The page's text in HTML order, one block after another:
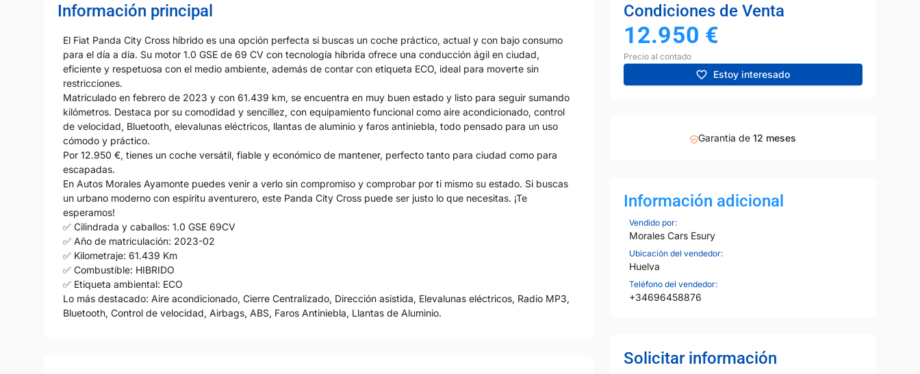
Información principal
El Fiat Panda City Cross híbrido es una opción perfecta si buscas un coche práctico, actual y con bajo consumo
para el día a día. Su motor 1.0 GSE de 69 CV con tecnología híbrida ofrece una conducción ágil en ciudad,
eficiente y respetuosa con el medio ambiente, además de contar con etiqueta ECO, ideal para moverte sin
restricciones.
Matriculado en febrero de 2023 y con 61.439 km, se encuentra en muy buen estado y listo para seguir sumando
kilómetros. Destaca por su comodidad y sencillez, con equipamiento funcional como aire acondicionado, control
de velocidad, Bluetooth, elevalunas eléctricos, llantas de aluminio y faros antiniebla, todo pensado para un uso
cómodo y práctico.
Por 12.950 €, tienes un coche versátil, fiable y económico de mantener, perfecto tanto para ciudad como para
escapadas.
En Autos Morales Ayamonte puedes venir a verlo sin compromiso y comprobar por ti mismo su estado. Si buscas
un urbano moderno con espíritu aventurero, este Panda City Cross puede ser justo lo que necesitas. ¡Te
esperamos!
✅ Cilindrada y caballos: 1.0 GSE 69CV
✅ Año de matriculación: 2023-02
✅ Kilometraje: 61.439 Km
✅ Combustible: HIBRIDO
✅ Etiqueta ambiental: ECO
Lo más destacado: Aire acondicionado, Cierre Centralizado, Dirección asistida, Elevalunas eléctricos, Radio MP3,
Bluetooth, Control de velocidad, Airbags, ABS, Faros Antiniebla, Llantas de Aluminio.
Condiciones de Venta
12.950 €
Precio al contado
Estoy interesado
Garantia de 12 meses
Información adicional
Vendido por:
Morales Cars Esury
Ubicación del vendedor:
Huelva
Teléfono del vendedor:
+34696458876
Solicitar información